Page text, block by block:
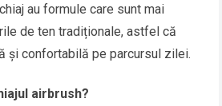
au formule care sunt mai
de ten tradiționale, astfel că
și confortabilă pe parcursul zilei.
airbrush?